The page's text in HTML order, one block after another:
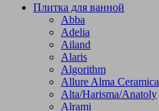
Плитка для ванной
Abba
Adelia
Ailand
Alaris
Algorithm
Allure Alma Ceramica
Alta/Harisma/Anatoly
Alrami